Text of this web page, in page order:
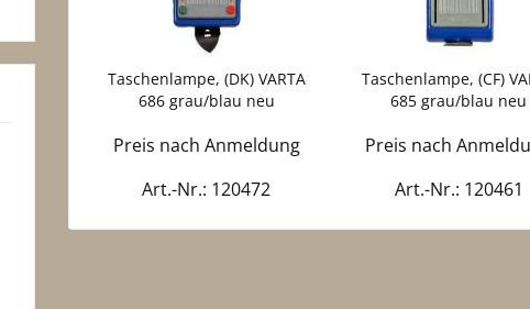
Taschenlampe, (DK) VARTA
686 grau/blau neu
Preis nach Anmeldung
Art.-Nr.: 120472
Taschenlampe, (CF)
685 grau/blau neu
Preis nach
Art.-Nr.: 120461